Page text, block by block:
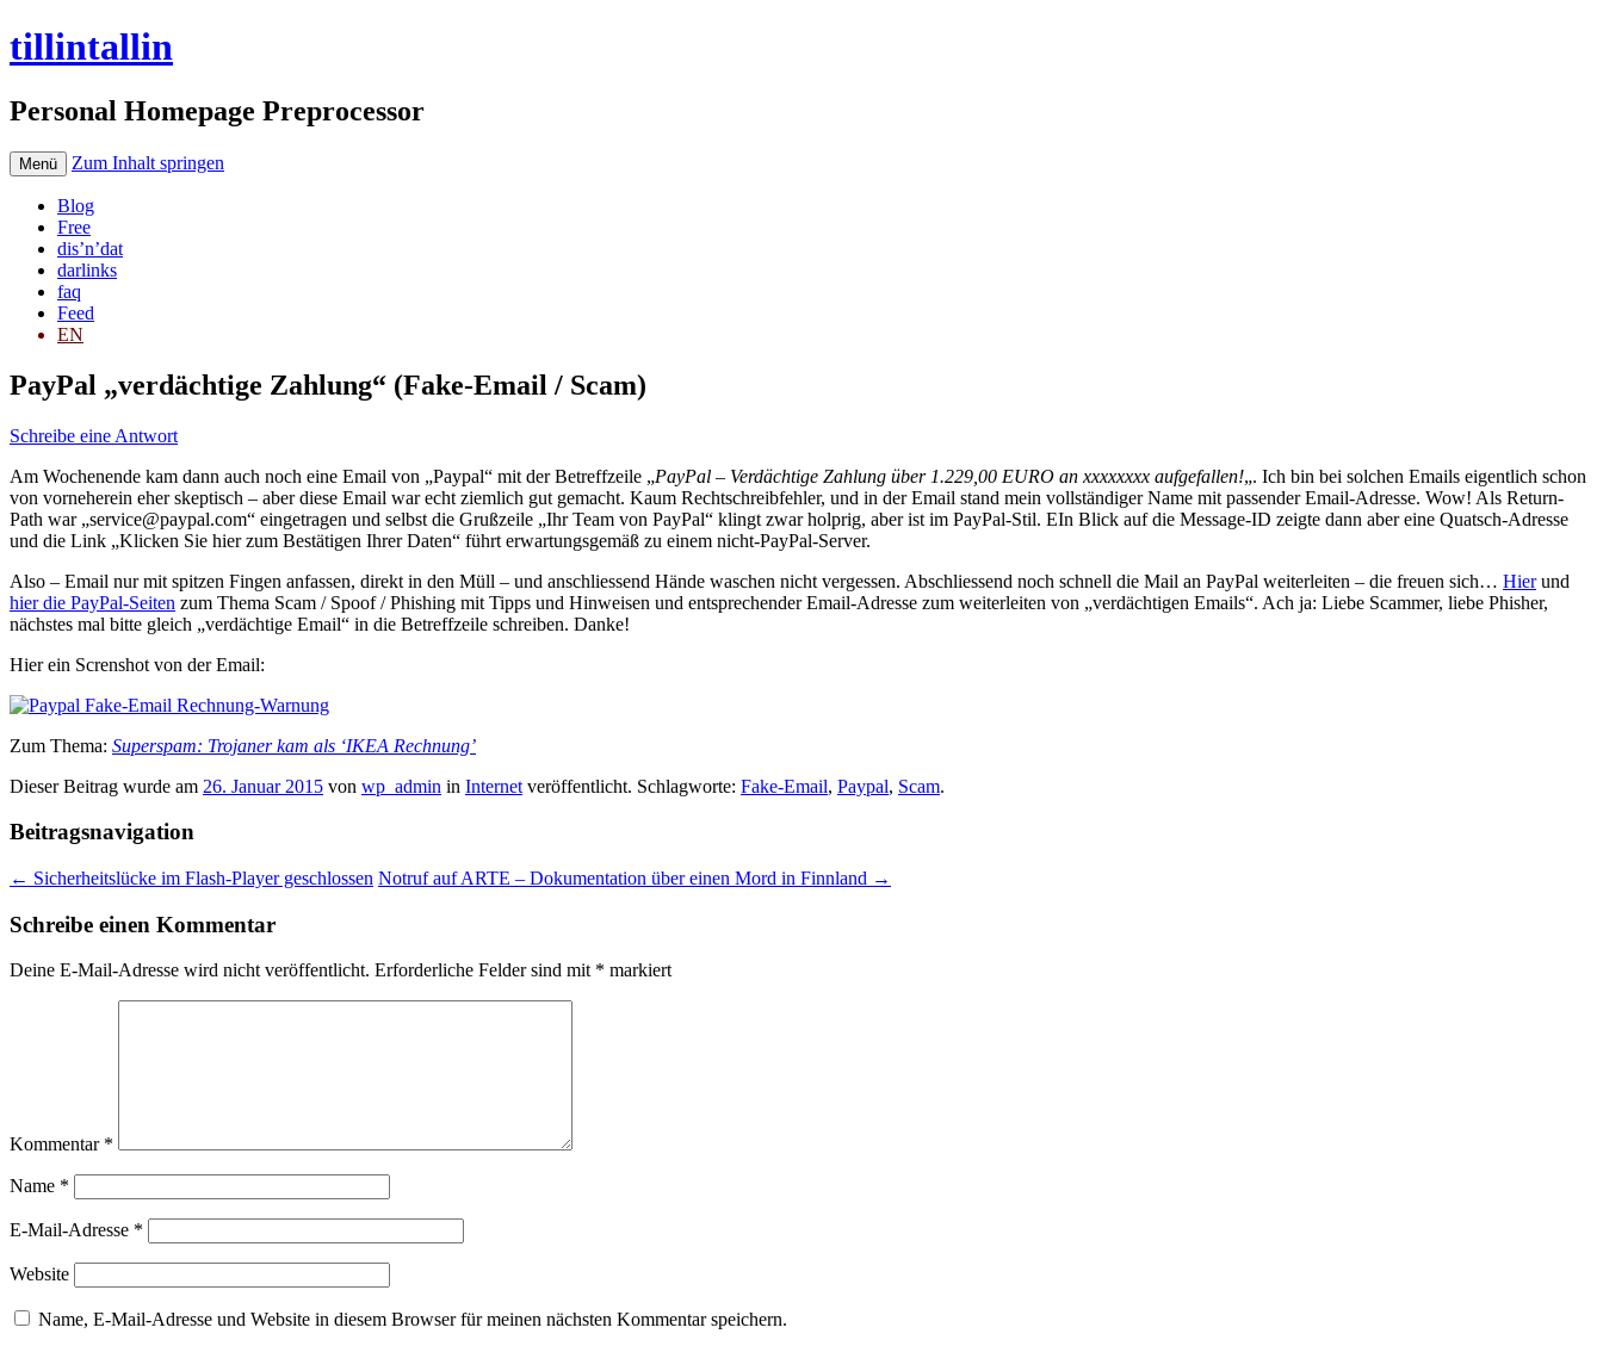
tillintallin
Personal Homepage Preprocessor
Menü Zum Inhalt springen
Blog
Free
dis’n’dat
darlinks
faq
Feed
EN
PayPal „verdächtige Zahlung“ (Fake-Email / Scam)
Schreibe eine Antwort
Am Wochenende kam dann auch noch eine Email von „Paypal“ mit der Betreffzeile „PayPal – Verdächtige Zahlung über 1.229,00 EURO an xxxxxxxx aufgefallen!„. Ich bin bei solchen Emails eigentlich schon
von vorneherein eher skeptisch – aber diese Email war echt ziemlich gut gemacht. Kaum Rechtschreibfehler, und in der Email stand mein vollständiger Name mit passender Email-Adresse. Wow! Als Return-
Path war „service@paypal.com“ eingetragen und selbst die Grußzeile „Ihr Team von PayPal“ klingt zwar holprig, aber ist im PayPal-Stil. EIn Blick auf die Message-ID zeigte dann aber eine Quatsch-Adresse
und die Link „Klicken Sie hier zum Bestätigen Ihrer Daten“ führt erwartungsgemäß zu einem nicht-PayPal-Server.
Also – Email nur mit spitzen Fingen anfassen, direkt in den Müll – und anschliessend Hände waschen nicht vergessen. Abschliessend noch schnell die Mail an PayPal weiterleiten – die freuen sich… Hierund
hier die PayPal-Seiten zum Thema Scam / Spoof / Phishing mit Tipps und Hinweisen und entsprechender Email-Adresse zum weiterleiten von „verdächtigen Emails“. Ach ja: Liebe Scammer, liebe Phisher,
nächstes mal bitte gleich „verdächtige Email“ in die Betreffzeile schreiben. Danke!
Hier ein Screnshot von der Email:
Zum Thema: Superspam: Trojaner kam als ‘IKEA Rechnung’
Dieser Beitrag wurde am 26. Januar 2015 von wp_admin in Internet veröffentlicht. Schlagworte: Fake-Email, Paypal, Scam.
Beitragsnavigation
← Sicherheitslücke im Flash-Player geschlossen Notruf auf ARTE – Dokumentation über einen Mord in Finnland →
Schreibe einen Kommentar
Deine E-Mail-Adresse wird nicht veröffentlicht. Erforderliche Felder sind mit * markiert
Kommentar *
Name *
E-Mail-Adresse *
Website
Name, E-Mail-Adresse und Website in diesem Browser für meinen nächsten Kommentar speichern.